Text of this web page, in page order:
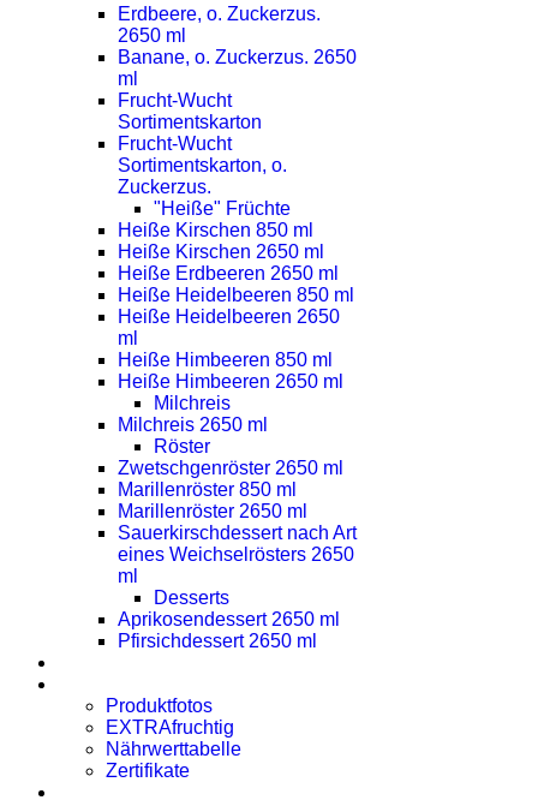
Erdbeere, o. Zuckerzus.
2650 ml
Banane, o. Zuckerzus. 2650
ml
Frucht-Wucht
Sortimentskarton
Frucht-Wucht
Sortimentskarton, o.
Zuckerzus.
"Heiße" Früchte
Heiße Kirschen 850 ml
Heiße Kirschen 2650 ml
Heiße Erdbeeren 2650 ml
Heiße Heidelbeeren 850 ml
Heiße Heidelbeeren 2650
ml
Heiße Himbeeren 850 ml
Heiße Himbeeren 2650 ml
Milchreis
Milchreis 2650 ml
Röster
Zwetschgenröster 2650 ml
Marillenröster 850 ml
Marillenröster 2650 ml
Sauerkirschdessert nach Art
eines Weichselrösters 2650
ml
Desserts
Aprikosendessert 2650 ml
Pfirsichdessert 2650 ml
Produktfotos
EXTRAfruchtig
Nährwerttabelle
Zertifikate